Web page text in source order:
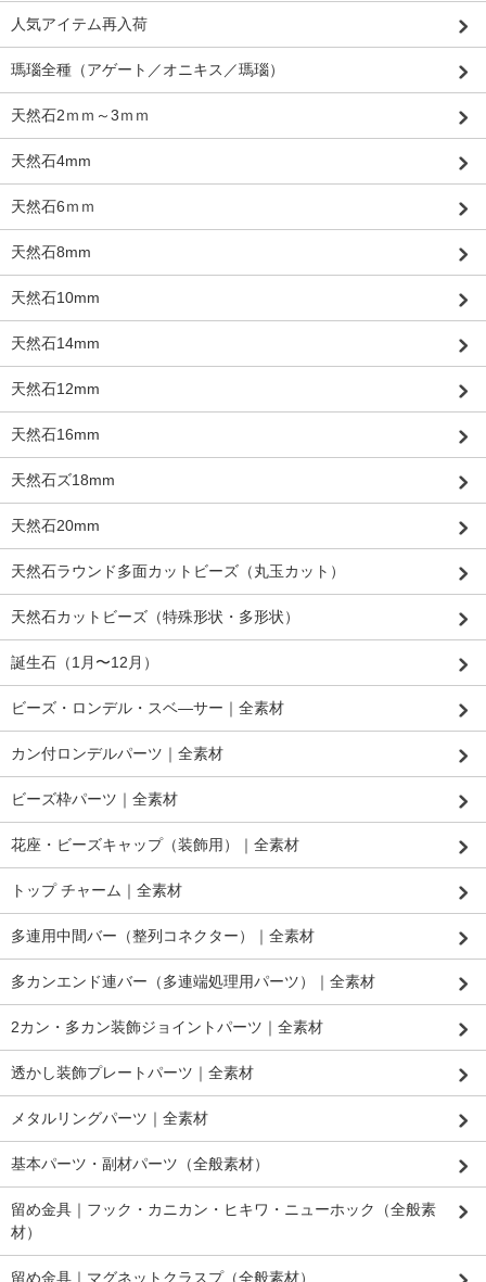
人気アイテム再入荷
瑪瑙全種（アゲート／オニキス／瑪瑙）
天然石2ｍｍ～3ｍｍ
天然石4mm
天然石6ｍｍ
天然石8mm
天然石10mm
天然石14mm
天然石12mm
天然石16mm
天然石ズ18mm
天然石20mm
天然石ラウンド多面カットビーズ（丸玉カット）
天然石カットビーズ（特殊形状・多形状）
誕生石（1月〜12月）
ビーズ・ロンデル・スベ―サー｜全素材
カン付ロンデルパーツ｜全素材
ビーズ枠パーツ｜全素材
花座・ビーズキャップ（装飾用）｜全素材
トップ チャーム｜全素材
多連用中間バー（整列コネクター）｜全素材
多カンエンド連バー（多連端処理用パーツ）｜全素材
2カン・多カン装飾ジョイントパーツ｜全素材
透かし装飾プレートパーツ｜全素材
メタルリングパーツ｜全素材
基本パーツ・副材パーツ（全般素材）
留め金具｜フック・カニカン・ヒキワ・ニューホック（全般素
材）
留め金具｜マグネットクラスプ（全般素材）